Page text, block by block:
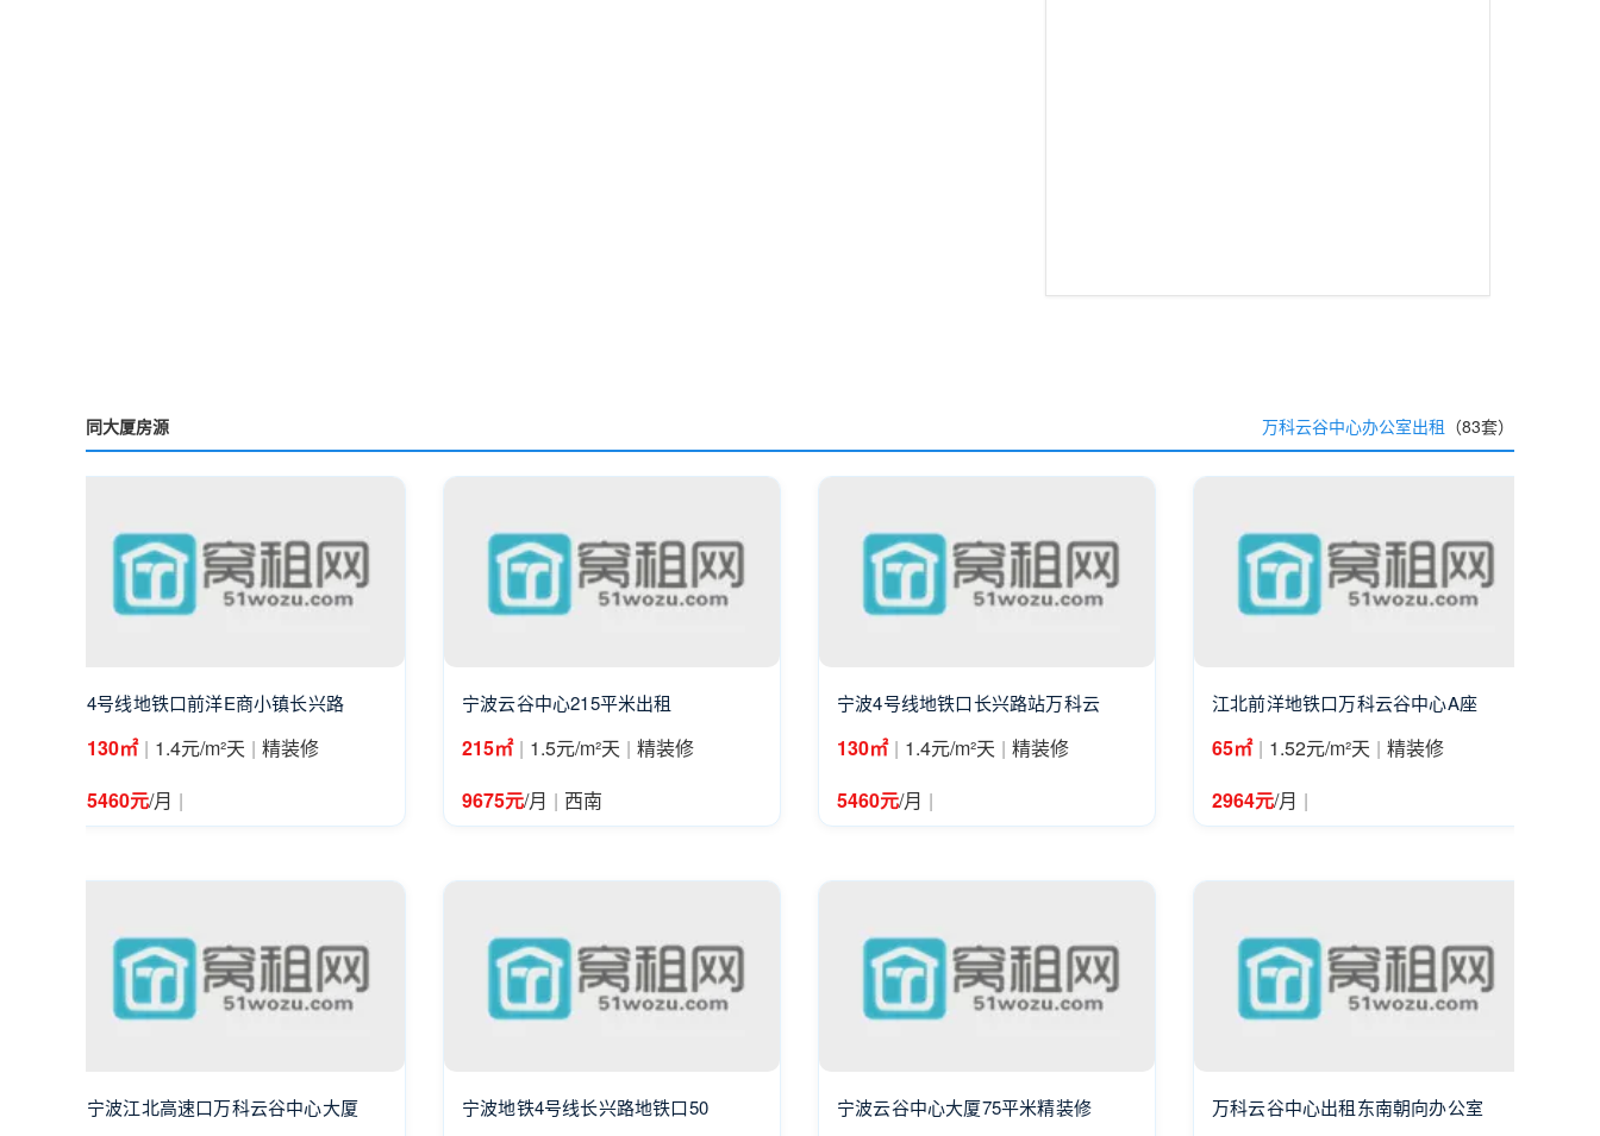
同大厦房源 万科云谷中心办公室出租 （83套）
4号线地铁口前洋E商小镇长兴路
130㎡ | 1.4元/m²天 | 精装修
5460元/月 |
宁波云谷中心215平米出租
215㎡ | 1.5元/m²天 | 精装修
9675元/月 | 西南
宁波4号线地铁口长兴路站万科云
130㎡ | 1.4元/m²天 | 精装修
5460元/月 |
江北前洋地铁口万科云谷中心A座
65㎡ | 1.52元/m²天 | 精装修
2964元/月 |
宁波江北高速口万科云谷中心大厦 宁波地铁4号线长兴路地铁口50 宁波云谷中心大厦75平米精装修 万科云谷中心出租东南朝向办公室